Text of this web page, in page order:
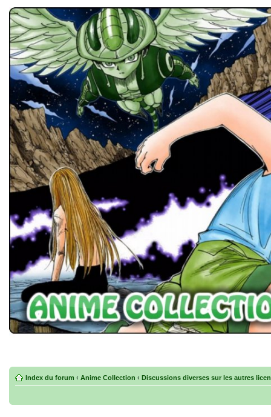
Index du forum ‹ Anime Collection ‹ Discussions diverses sur les autres